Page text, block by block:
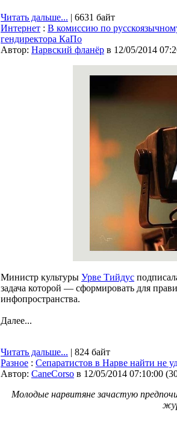
Читать дальше... | 6631 байт
Интернет : В комиссию по
гендиректора КаПо
Автор: Нарвский фланёр в 12/05/2014
Министр культуры Урве Тийдус
задача которой — сформировать для
инфопространства.
Далее...
Читать дальше... | 824 байт
Разное : Сепаратистов в Нарве найти не
Автор: CaneCorso в 12/05/2014 07:10:00 (
Молодые нарвитяне зачастую